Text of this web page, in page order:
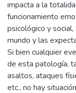
impacta a la
funcionamiento
psicológico y
mundo y las
Si bien cualquier
de esta patología,
asaltos, ataques
etc., no hay